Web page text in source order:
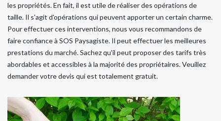
les propriétés. En fait, il est utile de réaliser des opérations de
taille. Il s'agit d'opérations qui peuvent apporter un certain charme.
Pour effectuer ces interventions, nous vous recommandons de
faire confiance à SOS Paysagiste. Il peut effectuer les meilleures
prestations du marché. Sachez qu'il peut proposer des tarifs très
abordables et accessibles à la majorité des propriétaires. Veuillez
demander votre devis qui est totalement gratuit.